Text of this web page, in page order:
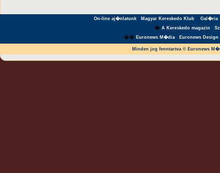
On-line aj�nlatunk Magyar Kereskedo Klub Gal�ria
� A Kereskedo magazin
�� Euronews M�dia Euronews Design
Minden jog fenntartva © Euronews